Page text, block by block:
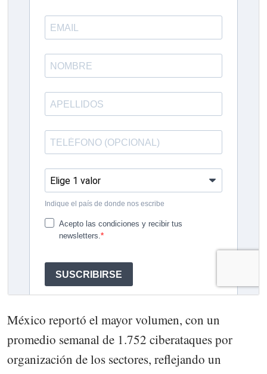
México reportó el mayor volumen, con un
promedio semanal de 1.752 ciberataques por
organización de los sectores, reflejando un